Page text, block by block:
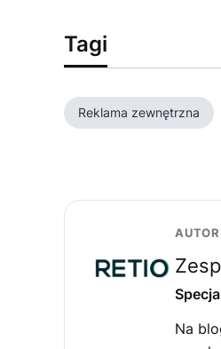
Tagi
Reklama zewnętrzna
Na